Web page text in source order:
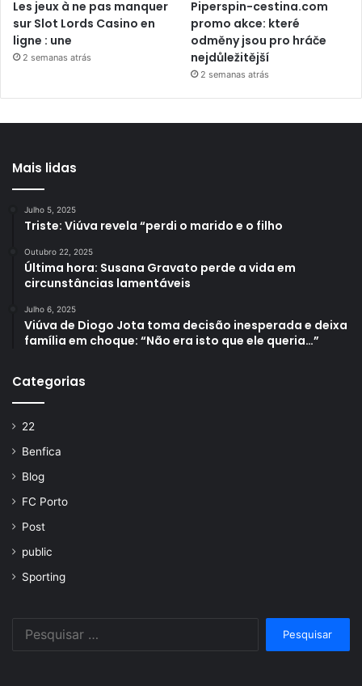
Les jeux à ne pas manquer
sur Slot Lords Casino en
ligne : une
2 semanas atrás
Piperspin-cestina.com
promo akce: které
odměny jsou pro hráče
nejdůležitější
2 semanas atrás
Mais lidas
Julho 5, 2025
Triste: Viúva revela “perdi o marido e o filho
Outubro 22, 2025
Última hora: Susana Gravato perde a vida em
circunstâncias lamentáveis
Julho 6, 2025
Viúva de Diogo Jota toma decisão inesperada e deixa
família em choque: “Não era isto que ele queria…”
Categorias
22
Benfica
Blog
FC Porto
Post
public
Sporting